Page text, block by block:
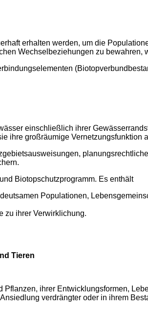
erhalten werden, um die
Wechselbeziehungen zu bewahren,
einschließlich ihrer
ihre großräumige Vernetzungsfunktion
Biotopschutzprogramm. Es enthält
Populationen,
zu ihrer Verwirklichung.
Tieren
ihrer Entwicklungsformen,
verdrängter oder in ihrem